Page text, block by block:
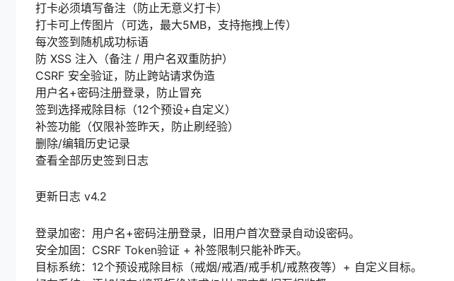
打卡必须填写备注（防止无意义打卡）
打卡可上传图片（可选，最大5MB，支持拖拽上传）
每次签到随机成功标语
防 XSS 注入（备注 / 用户名双重防护）
CSRF 安全验证，防止跨站请求伪造
用户名+密码注册登录，防止冒充
签到选择戒除目标（12个预设+自定义）
补签功能（仅限补签昨天，防止刷经验）
删除/编辑历史记录
查看全部历史签到日志
更新日志 v4.2
登录加密：用户名+密码注册登录，旧用户首次登录自动设密码。
安全加固：CSRF Token验证 + 补签限制只能补昨天。
目标系统：12个预设戒除目标（戒烟/戒酒/戒手机/戒熬夜等）+ 自定义目标。